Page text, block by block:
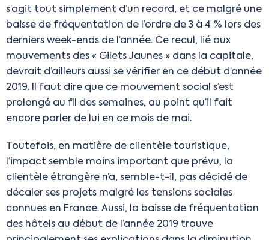
s’agit tout simplement d’un record, et ce malgré une
baisse de fréquentation de l’ordre de 3 à 4 % lors des
derniers week-ends de l’année. Ce recul, lié aux
mouvements des « Gilets Jaunes » dans la capitale,
devrait d’ailleurs aussi se vérifier en ce début d’année
2019. Il faut dire que ce mouvement social s’est
prolongé au fil des semaines, au point qu’il fait
encore parler de lui en ce mois de mai.
Toutefois, en matière de clientèle touristique,
l’impact semble moins important que prévu, la
clientèle étrangère n’a, semble-t-il, pas décidé de
décaler ses projets malgré les tensions sociales
connues en France. Aussi, la baisse de fréquentation
des hôtels au début de l’année 2019 trouve